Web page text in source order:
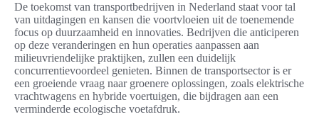
De toekomst van transportbedrijven in Nederland staat voor tal
van uitdagingen en kansen die voortvloeien uit de toenemende
focus op duurzaamheid en innovaties. Bedrijven die anticiperen
op deze veranderingen en hun operaties aanpassen aan
milieuvriendelijke praktijken, zullen een duidelijk
concurrentievoordeel genieten. Binnen de transportsector is er
een groeiende vraag naar groenere oplossingen, zoals elektrische
vrachtwagens en hybride voertuigen, die bijdragen aan een
verminderde ecologische voetafdruk.